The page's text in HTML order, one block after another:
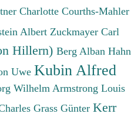
Charlotte Courths-Mahler
Albert Zuckmayer Carl
Hillern) Berg Alban Hahn
Uwe Kubin Alfred
Wilhelm Armstrong Louis
Grass Günter Kerr